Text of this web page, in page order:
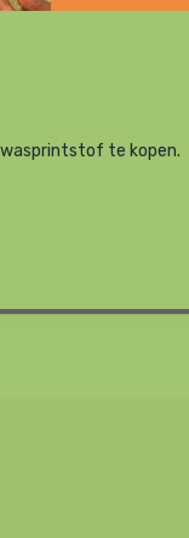
te kopen.